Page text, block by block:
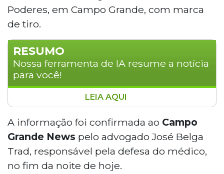
Poderes, em Campo Grande, com marca
de tiro.
RESUMO
Nossa ferramenta de IA resume a notícia
para você!
Médico cardiologista João Jazbik Neto, de
78 anos, foi autuado por posse irregular
de armas e fraude processual após a
morte da esposa Fabiola Marcotti, de 51
anos, encontrada morta em uma chácara
em Campo Grande. A Polícia Civil
LEIA AQUI
A informação foi confirmada ao Campo
Grande News pelo advogado José Belga
Trad, responsável pela defesa do médico,
no fim da noite de hoje.